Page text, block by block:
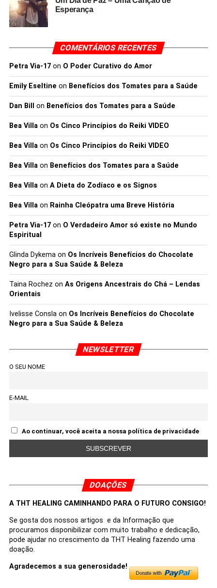
Esperança
COMENTÁRIOS RECENTES
Petra Via-17on O Poder Curativo do Amor
Emily Eseltine on Benefícios dos Tomates para a Saúde
Dan Bill on Benefícios dos Tomates para a Saúde
Bea Villaon Os Cinco Princípios do Reiki VIDEO
Bea Villaon Os Cinco Princípios do Reiki VIDEO
Bea Villaon Benefícios dos Tomates para a Saúde
Bea Villaon A Dieta do Zodíaco e os Signos
Bea Villaon Rainha Cleópatra uma Breve História
Petra Via-17on O Verdadeiro Amor só existe no Mundo
Espiritual
Glinda Dykemaon Os Incríveis Benefícios do Chocolate
Negro para a Sua Saúde & Beleza
Taina Rochez on As Origens Ancestrais do Chá – Lendas
Orientais
Ivelisse Conslaon Os Incríveis Benefícios do Chocolate
Negro para a Sua Saúde & Beleza
NEWSLETTER
O SEU NOME
E-MAIL
Ao continuar, você aceita a nossa política de privacidade
DOAÇÕES
A THT HEALING CAMINHANDO PARA O FUTURO CONSIGO!
Se gosta dos nossos artigos e da Informação que
procuramos disponibilizar com muito trabalho e dedicação,
pode ajudar no crescimento da THT Healing fazendo uma
doação.
Agradecemos a sua generosidade!